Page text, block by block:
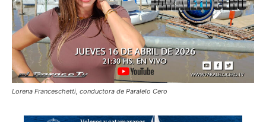
Lorena Franceschetti, conductora de Paralelo Cero